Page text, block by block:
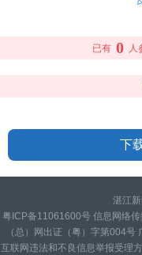
已有 0 人
下
湛江
粤ICP备11061600号 信息网络
（总）网出证（粤）字第004
互联网违法和不良信息举报受理